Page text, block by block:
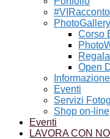
PhotoGallery
Corso
Open
Eventi
Servizi
Shop on-line
Eventi
LAVORA CON NOI